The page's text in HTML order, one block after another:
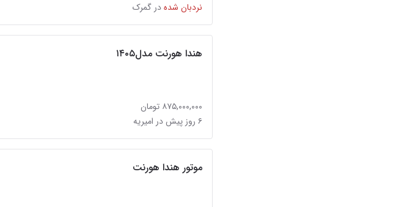
نردبان شدهدر گمرک
هندا هورنت مدل۱۴۰۵
۸۷۵,۰۰۰,۰۰۰ تومان
۶ روز پیش در امیریه
موتور هندا هورنت